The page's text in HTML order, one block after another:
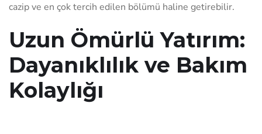
cazip ve en çok tercih edilen bölümü haline getirebilir.
Uzun Ömürlü Yatırım:
Dayanıklılık ve Bakım
Kolaylığı